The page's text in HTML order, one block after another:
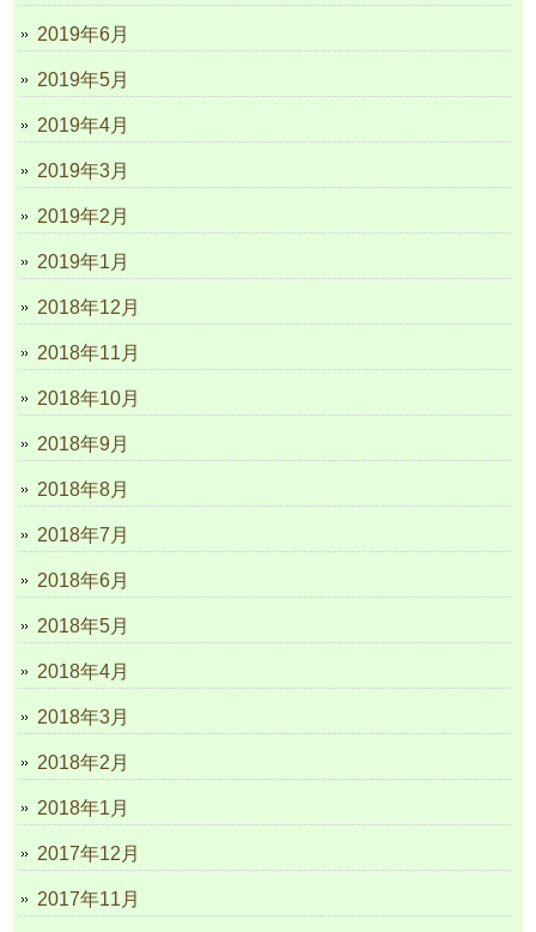
2019年6月
2019年5月
2019年4月
2019年3月
2019年2月
2019年1月
2018年12月
2018年11月
2018年10月
2018年9月
2018年8月
2018年7月
2018年6月
2018年5月
2018年4月
2018年3月
2018年2月
2018年1月
2017年12月
2017年11月